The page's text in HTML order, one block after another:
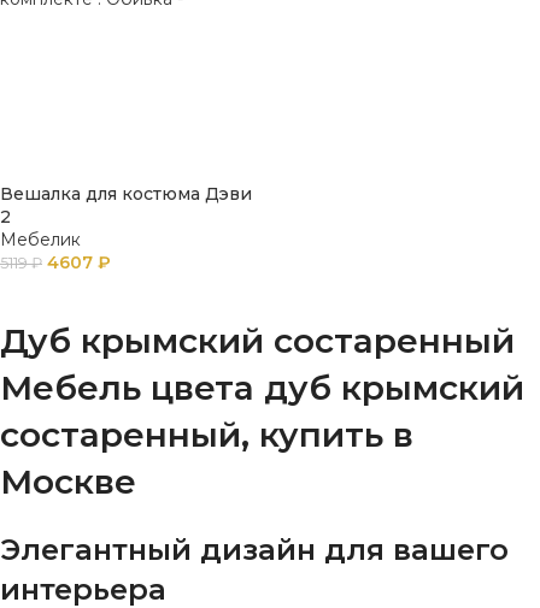
Вешалка для костюма Дэви
2
Мебелик
5119₽ 4607 ₽
Дуб крымский состаренный
Мебель цвета дуб крымский
состаренный, купить в
Москве
Элегантный дизайн для вашего
интерьера